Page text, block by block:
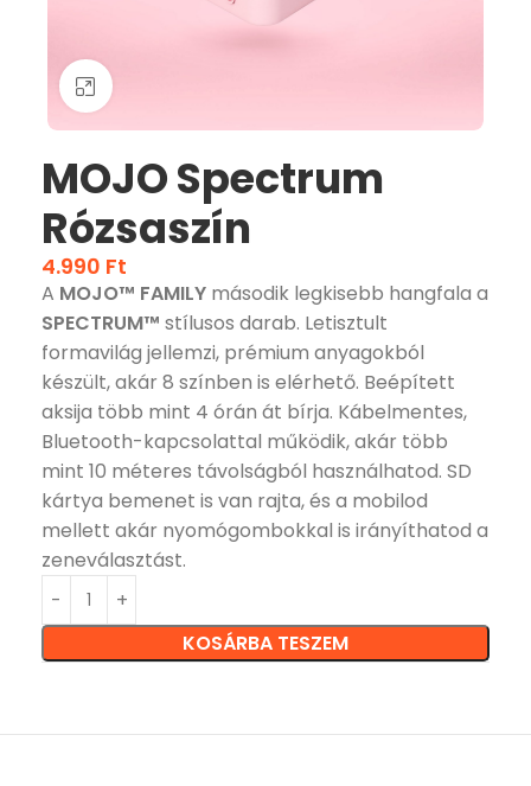
Nagyításhoz kattints ide
MOJO Spectrum
Rózsaszín
4.990 Ft
A MOJO™ FAMILY második legkisebb hangfala a
SPECTRUM™ stílusos darab. Letisztult
formavilág jellemzi, prémium anyagokból
készült, akár 8 színben is elérhető. Beépített
aksija több mint 4 órán át bírja. Kábelmentes,
Bluetooth-kapcsolattal működik, akár több
mint 10 méteres távolságból használhatod. SD
kártya bemenet is van rajta, és a mobilod
mellett akár nyomógombokkal is irányíthatod a
zeneválasztást.
KOSÁRBA TESZEM